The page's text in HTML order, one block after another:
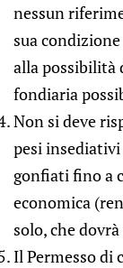
nessun
sua
alla possibilità
fondiaria
Non si deve
pesi
gonfiati fino a
economica
solo, che dovrà
Il Permesso di